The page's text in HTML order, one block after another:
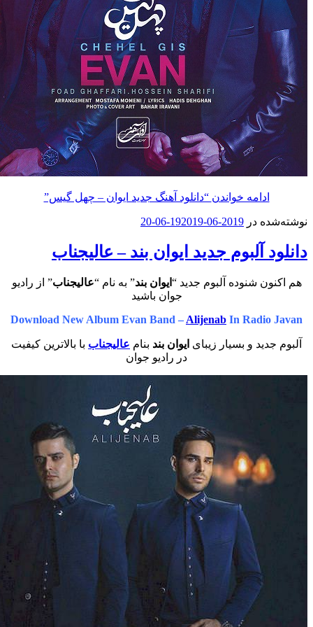
ادامه خواندن“دانلود آهنگ جدید ایوان – چهل گیس”
در 2019-06-19
2019-06-20
آلبوم جدید ایوان بند – عالیجناب
شنوده آلبوم جدید “ایوان بند” به نام “عالیجناب” از رادیو
جوان باشید
Download New Album Evan Band – AlijenabIn
و بسیار زیبایایوان بند بنام عالیجناب با بالاترین کیفیت
در رادیو جوان